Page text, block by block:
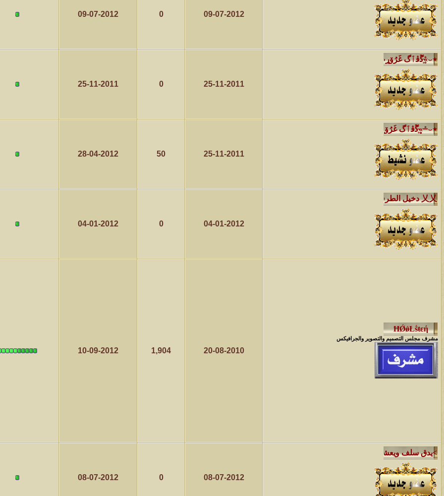
كاتب الموضوع
مسابقة ( اعرف من صاحب هذه الصوره )
الموضوع كاتب الموضوع مشاركات
غير اسم اللي قبلك
كاتب الموضوع
اتحداك تجيب الصورة المطلوبةّّّ!!
الموضوع كاتب الموضوع مشاركات
المنتدى كالأنسان
كاتب الموضوع
ܓܨ الإعجآز العلمي في التين و الزيتون , الذي ادخل الفريق البحث الى الأسلآم ܓܨ
09-07-2012
0
09-07-2012
25-11-2011
0
25-11-2011
25-11-2011
50
28-04-2012
04-01-2012
0
04-01-2012
مشرف مجلس التصميم والتصوير والجرافيكس
20-08-2010
1,904
10-09-2012
08-07-2012
0
08-07-2012